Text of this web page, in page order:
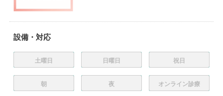
設備・対応
土曜日 日曜日 祝日
朝 夜 オンライン診療